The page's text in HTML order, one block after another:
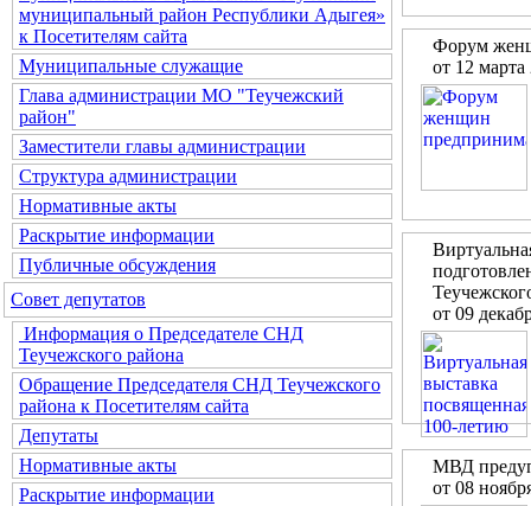
муниципальный район Республики Адыгея»
к Посетителям сайта
Муниципальные служащие
Глава администрации МО "Теучежский
район"
Заместители главы администрации
Структура администрации
Нормативные акты
Раскрытие информации
Публичные обсуждения
Совет депутатов
Информация о Председателе СНД
Теучежского района
Обращение Председателя СНД Теучежского
района к Посетителям сайта
Депутаты
Нормативные акты
Раскрытие информации
Форум
от 12 марта
от 09
МВД
от 08